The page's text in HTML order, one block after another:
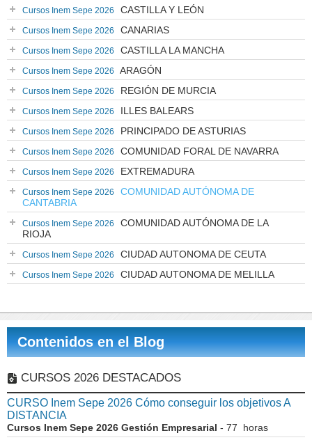
Cursos Inem Sepe 2026 CASTILLA Y LEÓN
Cursos Inem Sepe 2026 CANARIAS
Cursos Inem Sepe 2026 CASTILLA LA MANCHA
Cursos Inem Sepe 2026 ARAGÓN
Cursos Inem Sepe 2026 REGIÓN DE MURCIA
Cursos Inem Sepe 2026 ILLES BALEARS
Cursos Inem Sepe 2026 PRINCIPADO DE ASTURIAS
Cursos Inem Sepe 2026 COMUNIDAD FORAL DE NAVARRA
Cursos Inem Sepe 2026 EXTREMADURA
Cursos Inem Sepe 2026
COMUNIDAD AUTÓNOMA DE
CANTABRIA
Cursos Inem Sepe 2026
COMUNIDAD AUTÓNOMA DE LA
RIOJA
Cursos Inem Sepe 2026 CIUDAD AUTONOMA DE CEUTA
Cursos Inem Sepe 2026 CIUDAD AUTONOMA DE MELILLA
Contenidos en el Blog
CURSOS 2026 DESTACADOS
CURSO Inem Sepe 2026 Cómo conseguir los objetivos A
DISTANCIA
Cursos Inem Sepe 2026 Gestión Empresarial - 77 horas